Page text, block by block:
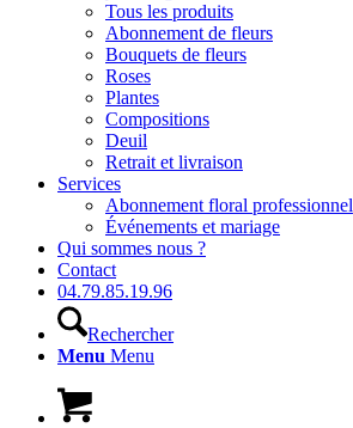
Tous les produits
Abonnement de fleurs
Bouquets de fleurs
Roses
Plantes
Compositions
Deuil
Retrait et livraison
Services
Abonnement floral professionnel
Événements et mariage
Qui sommes nous ?
Contact
04.79.85.19.96
Rechercher
Menu Menu